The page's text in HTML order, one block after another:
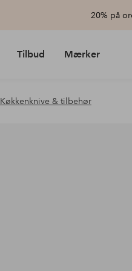
20% på
Tilbud Mærker
Køkkenknive & tilbehør